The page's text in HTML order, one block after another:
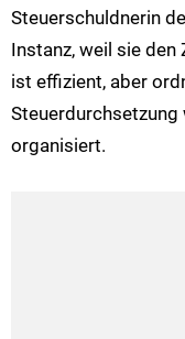
Steuerschuldnerin
Instanz, weil sie
ist effizient, aber
organisiert.